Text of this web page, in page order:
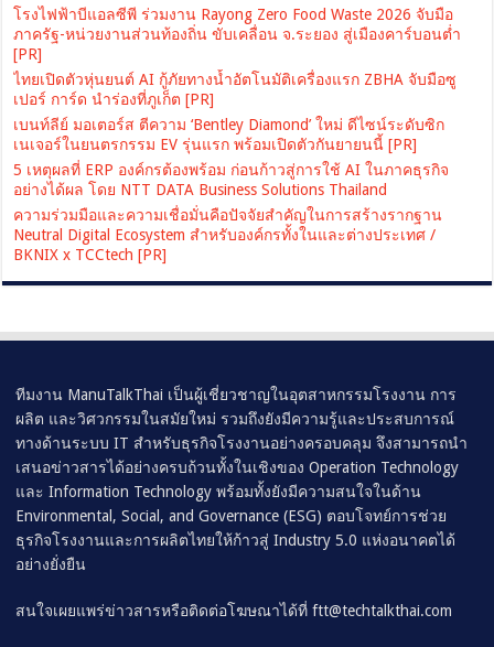
โรงไฟฟ้าบีแอลซีพี ร่วมงาน Rayong Zero Food Waste 2026 จับมือ
ภาครัฐ-หน่วยงานส่วนท้องถิ่น ขับเคลื่อน จ.ระยอง สู่เมืองคาร์บอนต่ำ
[PR]
ไทยเปิดตัวหุ่นยนต์ AI กู้ภัยทางน้ำอัตโนมัติเครื่องแรก ZBHA จับมือซู
เปอร์ การ์ด นำร่องที่ภูเก็ต [PR]
เบนท์ลีย์ มอเตอร์ส ตีความ ‘Bentley Diamond’ ใหม่ ดีไซน์ระดับซิก
เนเจอร์ในยนตรกรรม EV รุ่นแรก พร้อมเปิดตัวกันยายนนี้ [PR]
5 เหตุผลที่ ERP องค์กรต้องพร้อม ก่อนก้าวสู่การใช้ AI ในภาคธุรกิจ
อย่างได้ผล โดย NTT DATA Business Solutions Thailand
ความร่วมมือและความเชื่อมั่นคือปัจจัยสำคัญในการสร้างรากฐาน
Neutral Digital Ecosystem สำหรับองค์กรทั้งในและต่างประเทศ /
BKNIX x TCCtech [PR]
ทีมงาน ManuTalkThai เป็นผู้เชี่ยวชาญในอุตสาหกรรมโรงงาน การ
ผลิต และวิศวกรรมในสมัยใหม่ รวมถึงยังมีความรู้และประสบการณ์
ทางด้านระบบ IT สำหรับธุรกิจโรงงานอย่างครอบคลุม จึงสามารถนำ
เสนอข่าวสารได้อย่างครบถ้วนทั้งในเชิงของ Operation Technology
และ Information Technology พร้อมทั้งยังมีความสนใจในด้าน
Environmental, Social, and Governance (ESG) ตอบโจทย์การช่วย
ธุรกิจโรงงานและการผลิตไทยให้ก้าวสู่ Industry 5.0 แห่งอนาคตได้
อย่างยั่งยืน
สนใจเผยแพร่ข่าวสารหรือติดต่อโฆษณาได้ที่ftt@techtalkthai.com